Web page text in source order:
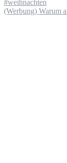
(Werbung) Warum